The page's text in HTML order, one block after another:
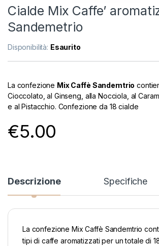
Cialde Mix Caffe’
Sandemetrio
Disponibilità: Esaurito
La confezione Mix Caffè Sandemtrio
Cioccolato, al Ginseng, alla Nocciola, al
e al Pistacchio. Confezione da 18 cialde
€5.00
Descrizione Specifiche
La confezione Mix Caffè Sandemtrio
tipi di caffe aromatizzati per un totale di